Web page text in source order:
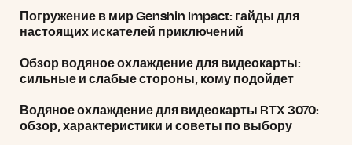
Погружение в мир Genshin Impact: гайды для
настоящих искателей приключений
Обзор водяное охлаждение для видеокарты:
сильные и слабые стороны, кому подойдет
Водяное охлаждение для видеокарты RTX 3070:
обзор, характеристики и советы по выбору